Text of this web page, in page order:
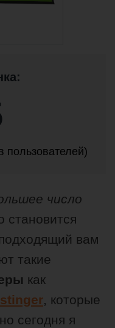
пользователей)
число
становится
вам
такие
как
, которые
сегодня я